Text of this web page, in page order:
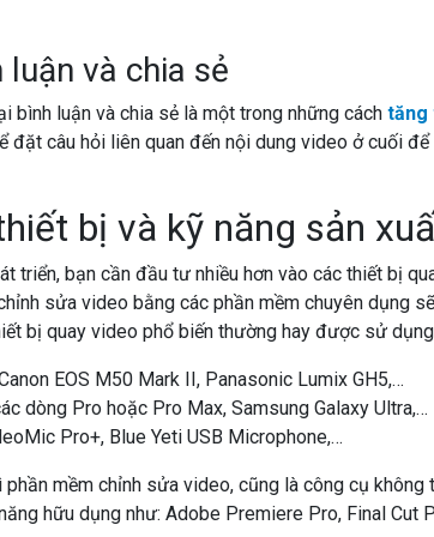
luận và chia sẻ
bình luận và chia sẻ là một trong những cách tăng
đặt câu hỏi liên quan đến nội dung video ở cuối
bị và kỹ năng sản
triển, bạn cần đầu tư nhiều hơn vào các thiết bị
sửa video bằng các phần mềm chuyên dụng
bị quay video phổ biến thường hay được sử
EOS M50 Mark II, Panasonic Lumix GH5,…
dòng Pro hoặc Pro Max, Samsung Galaxy Ultra,…
Pro+, Blue Yeti USB Microphone,…
mềm chỉnh sửa video, cũng là công cụ không
hữu dụng như: Adobe Premiere Pro, Final Cut